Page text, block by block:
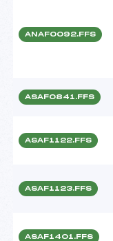
ANAF0092.FFS
ASAF0841.FFS
ASAF1122.FFS
ASAF1123.FFS
ASAF1401.FFS